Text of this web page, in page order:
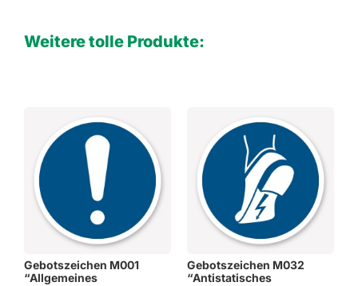
Weitere tolle Produkte:
Gebotszeichen M001
“Allgemeines
Gebotszeichen M032
“Antistatisches